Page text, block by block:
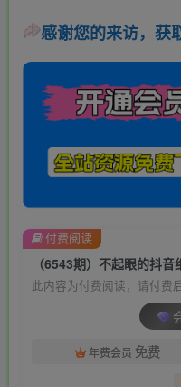
感谢您的来访，获
此内容为付费阅读，请付费
年费会员 免费
付费阅读